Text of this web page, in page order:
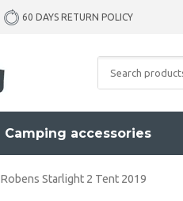
60 DAYS RETURN POLICY
Camping accessories
Robens Starlight 2 Tent 2019